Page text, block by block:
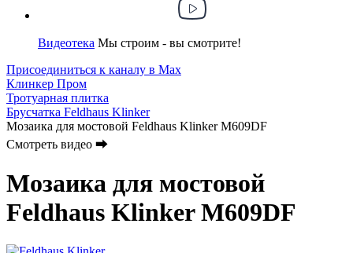
Видеотека Мы строим - вы смотрите!
Присоединиться к каналу в Max
Клинкер Пром
Тротуарная плитка
Брусчатка Feldhaus Klinker
Мозаика для мостовой Feldhaus Klinker M609DF
Смотреть видео ⮕
Мозаика для мостовой
Feldhaus Klinker M609DF